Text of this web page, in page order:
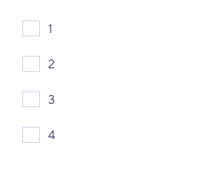
1
2
3
4